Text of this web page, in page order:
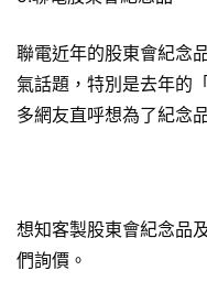
聯電近年的股東會紀念
氣話題，特別是去年的
多網友直呼想為了紀念
想知客製股東會紀念品
們詢價。